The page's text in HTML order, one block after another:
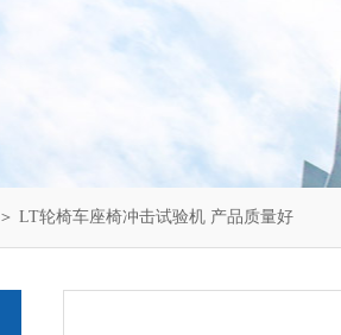
＞ LT轮椅车座椅冲击试验机 产品质量好